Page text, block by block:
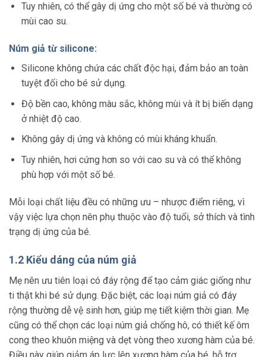
Tuy nhiên, có thể gây dị ứng cho một số bé và thường có
mùi cao su.
Núm giả từ silicone:
Silicone không chứa các chất độc hại, đảm bảo an toàn
tuyệt đối cho bé sử dụng.
Độ bền cao, không màu sắc, không mùi và ít bị biến dạng
ở nhiệt độ cao.
Không gây dị ứng và không có mùi kháng khuẩn.
Tuy nhiên, hơi cứng hơn so với cao su và có thể không
phù hợp với một số bé.
Mỗi loại chất liệu đều có những ưu – nhược điểm riêng, vì
vậy việc lựa chọn nên phụ thuộc vào độ tuổi, sở thích và tình
trạng dị ứng của bé.
1.2 Kiểu dáng của núm giả
Mẹ nên ưu tiên loại có đáy rộng để tạo cảm giác giống như
ti thật khi bé sử dụng. Đặc biệt, các loại núm giả có đáy
rộng thường dễ vệ sinh hơn, giúp mẹ tiết kiệm thời gian. Mẹ
cũng có thể chọn các loại núm giả chống hô, có thiết kế ôm
cong theo khuôn miệng và dẹt vòng theo xương hàm của bé.
Điều này giúp giảm áp lực lên xương hàm của bé, hỗ trợ